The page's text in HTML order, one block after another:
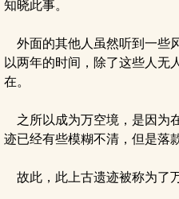
知晓此事。
外面的其他人虽然听到一些
以两年的时间，除了这些人无
在。
之所以成为万空境，是因为
迹已经有些模糊不清，但是落
故此，此上古遗迹被称为了